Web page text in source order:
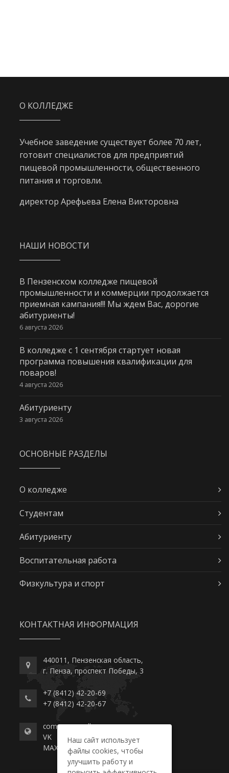
О КОЛЛЕДЖЕ
Учебное заведение существует более 70 лет,
готовит специалистов для предприятий
пищевой промышленности, общественного
питания и торговли.
директор Арефьева Елена Викторовна
НАШИ НОВОСТИ
В Пензенском колледже пищевой
промышленности и коммерции продолжается
приемная кампания!!! Мы ждем Вас, дорогие
абитуриенты!
6 августа 2026
В колледже с 1 сентября стартует новая
программа повышения квалификации для
поваров!
4 августа 2026
Абитуриенту
3 августа 2026
ОСНОВНЫЕ РАЗДЕЛЫ
О колледже
Студентам
Абитуриенту
Воспитательная работа
Физкультура и спорт
КОНТАКТНАЯ ИНФОРМАЦИЯ
440011, Пензенская область,
г. Пенза, проспект Победы, 3
+7 (8412) 42-20-69
+7 (8412) 42-20-67
commerce-college.ru
VK
MAX
Наш сайт использует
файлы cookies, чтобы
улучшить работу и